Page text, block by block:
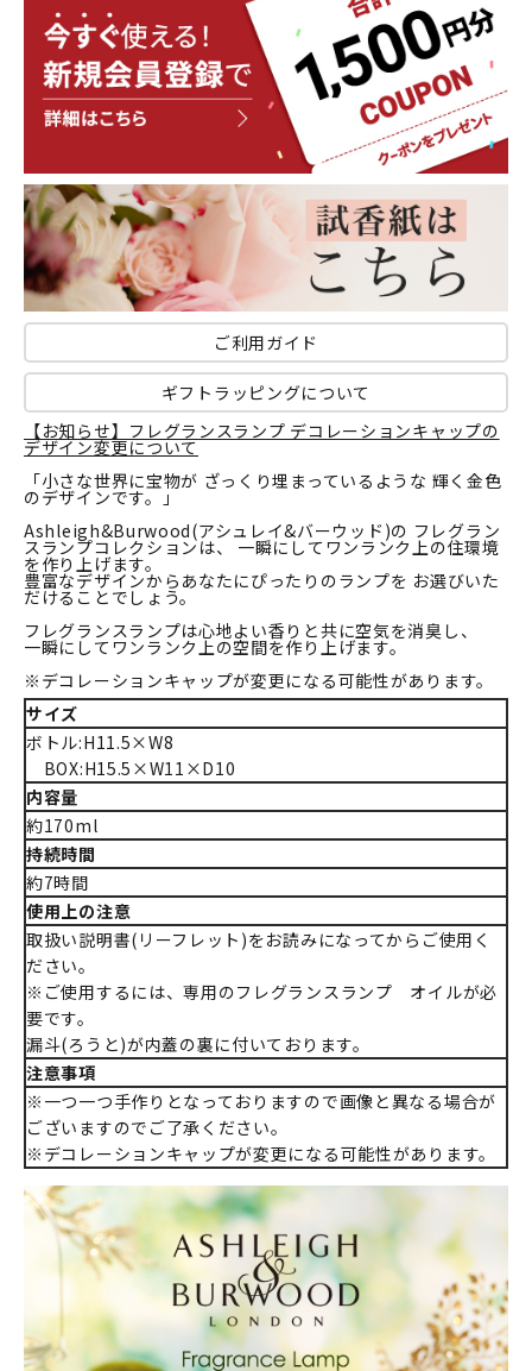
ご利用ガイド
ギフトラッピングについて
【お知らせ】フレグランスランプ デコレーションキャップの
デザイン変更について
「小さな世界に宝物が ざっくり埋まっているような 輝く金色
のデザインです。」
Ashleigh&Burwood(アシュレイ&バーウッド)の フレグラン
スランプコレクションは、 一瞬にしてワンランク上の住環境
を作り上げます。
豊富なデザインからあなたにぴったりのランプを お選びいた
だけることでしょう。
フレグランスランプは心地よい香りと共に空気を消臭し、
一瞬にしてワンランク上の空間を作り上げます。
※デコレーションキャップが変更になる可能性があります。
サイズ
ボトル:H11.5×W8
BOX:H15.5×W11×D10
内容量
約170ml
持続時間
約7時間
使用上の注意
取扱い説明書(リーフレット)をお読みになってからご使用く
ださい。
※ご使用するには、専用のフレグランスランプ オイルが必
要です。
漏斗(ろうと)が内蓋の裏に付いております。
注意事項
※一つ一つ手作りとなっておりますので画像と異なる場合が
ございますのでご了承ください。
※デコレーションキャップが変更になる可能性があります。